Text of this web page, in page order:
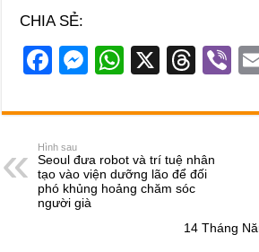
CHIA SẺ:
F
c
e
b
o
M
ss
n
g
W
at
A
p
X
T
e
d
Vi
er
Hình sau
Seoul đưa robot và trí tuệ nhân
tạo vào viện dưỡng lão để đối
phó khủng hoảng chăm sóc
người già
14 Tháng